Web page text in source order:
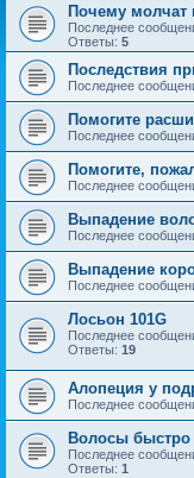
Почему молчат
Последнее
Ответы: 5
Последствия
Последнее
Помогите
Последнее
Помогите,
Последнее
Выпадение
Последнее
Выпадение
Последнее
Лосьон 101G
Последнее
Ответы: 19
Алопеция у
Последнее
Волосы
Последнее
Ответы: 1